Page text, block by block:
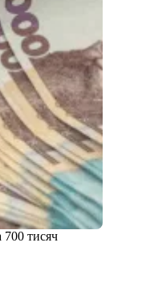
700 тисяч